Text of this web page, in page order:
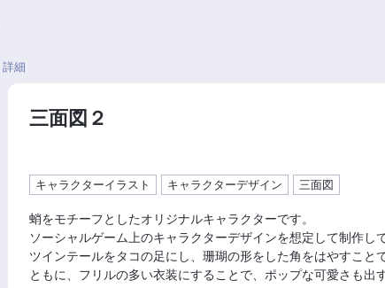
詳細
三面図２
キャラクターイラスト キャラクターデザイン 三面図
蛸をモチーフとしたオリジナルキャラクターです。
ソーシャルゲーム上のキャラクターデザインを想定して制作し
ツインテールをタコの足にし、珊瑚の形をした角をはやすこと
ともに、フリルの多い衣装にすることで、ポップな可愛さも出